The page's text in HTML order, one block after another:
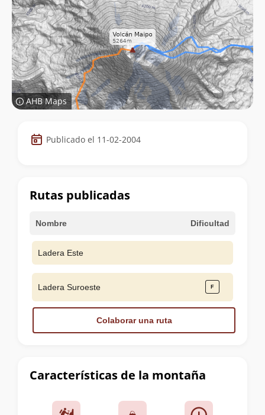
AHB Maps
Datos
de
cumbre
Publicado el 11-02-2004
Características de la montaña
Rutas publicadas
Nombre Dificultad
Ladera Este
Ladera Suroeste
Colaborar una ruta